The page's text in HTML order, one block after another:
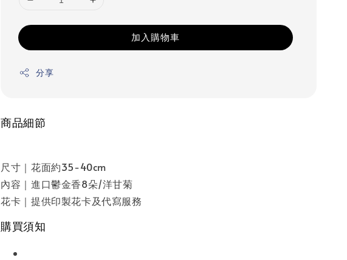
加入購物車
分享
商品細節
尺寸｜花面約35-40cm
內容｜進口鬱金香8朵/洋甘菊
花卡｜提供印製花卡及代寫服務
購買須知